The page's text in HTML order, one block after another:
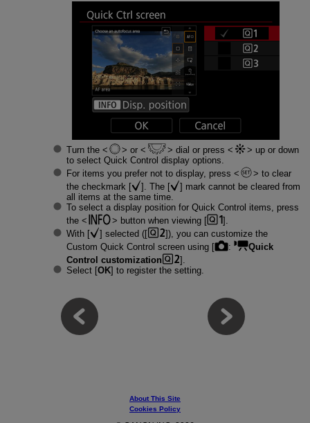
Turn the or dial or press
up or down
to select Quick Control display options.
For items you prefer not to display, press
to clear
the checkmark [
]. The [
] mark cannot be cleared from
all items at the same time.
To select a display position for Quick Control items, press
the
button when viewing [
].
With [
] selected ([
]), you can customize the
Custom Quick Control screen using [
:
Quick
Control customization
].
Select [OK] to register the setting.
About This Site
Cookies Policy